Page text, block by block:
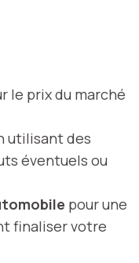
le prix du marché
utilisant des
éventuels ou
pour une
finaliser votre